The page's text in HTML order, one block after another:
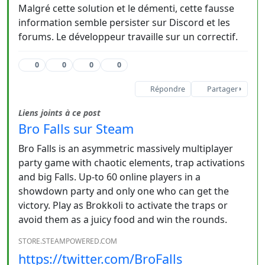
Malgré cette solution et le démenti, cette fausse
information semble persister sur Discord et les
forums. Le développeur travaille sur un correctif.
0 0 0 0
Répondre Partager
Liens joints à ce post
Bro Falls sur Steam
Bro Falls is an asymmetric massively multiplayer
party game with chaotic elements, trap activations
and big Falls. Up-to 60 online players in a
showdown party and only one who can get the
victory. Play as Brokkoli to activate the traps or
avoid them as a juicy food and win the rounds.
STORE.STEAMPOWERED.COM
https://twitter.com/BroFalls